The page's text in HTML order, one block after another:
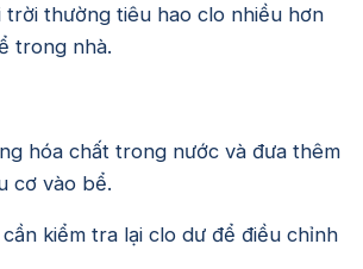
trời thường tiêu hao clo nhiều hơn
trong nhà.
hóa chất trong nước và đưa thêm
cơ vào bể.
kiểm tra lại clo dư để điều chỉnh